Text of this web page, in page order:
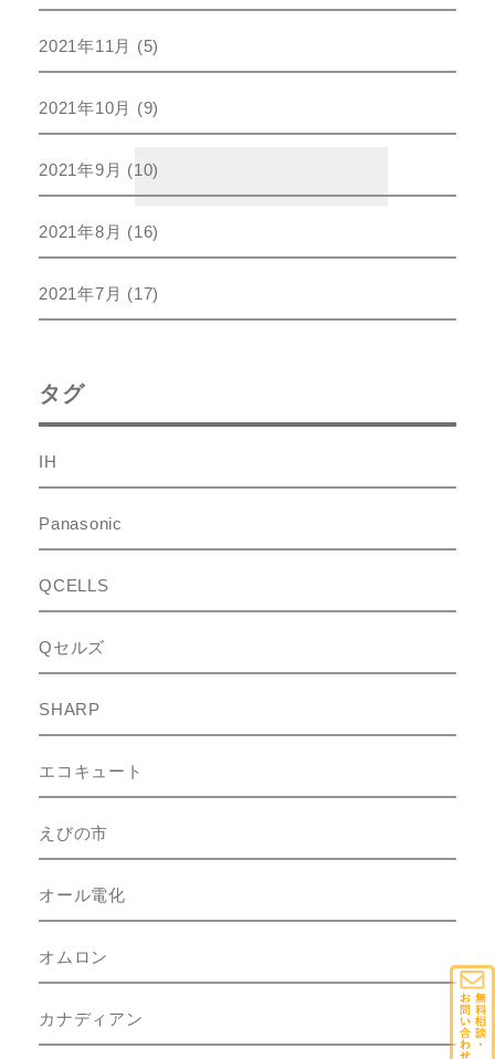
2021年11月 (5)
2021年10月 (9)
2021年9月 (10)
2021年8月 (16)
2021年7月 (17)
タグ
IH
Panasonic
QCELLS
Qセルズ
SHARP
エコキュート
えびの市
オール電化
オムロン
カナディアン